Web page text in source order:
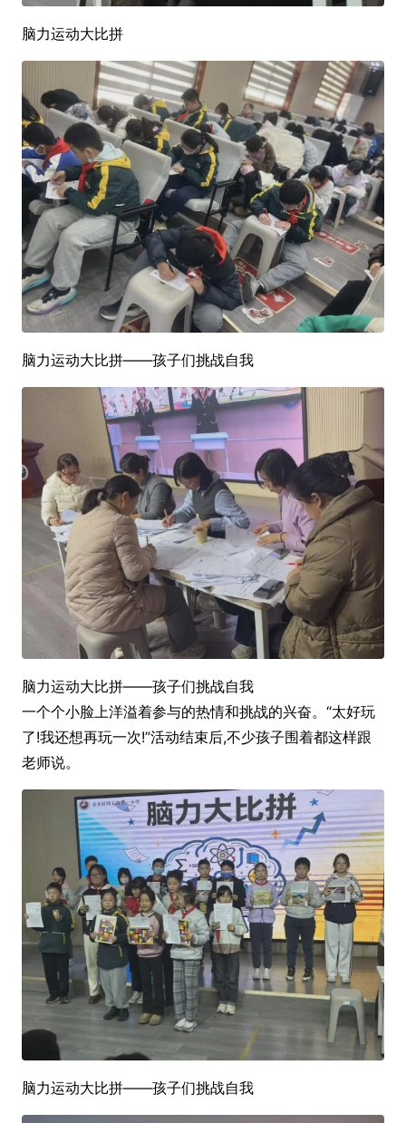
脑力运动大比拼
脑力运动大比拼——孩子们挑战自我
脑力运动大比拼——孩子们挑战自我
一个个小脸上洋溢着参与的热情和挑战的兴奋。“太好玩
了!我还想再玩一次!”活动结束后,不少孩子围着都这样跟
老师说。
脑力运动大比拼——孩子们挑战自我